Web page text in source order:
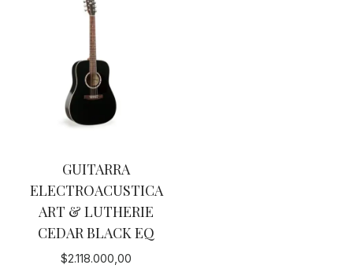
opciones
pueden
página
producto
GUITARRA
ELECTROACUSTICA
ART & LUTHERIE
CEDAR BLACK EQ
$2.118.000,00